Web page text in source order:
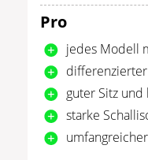
Pro
jedes Modell
guter Sitz
starke